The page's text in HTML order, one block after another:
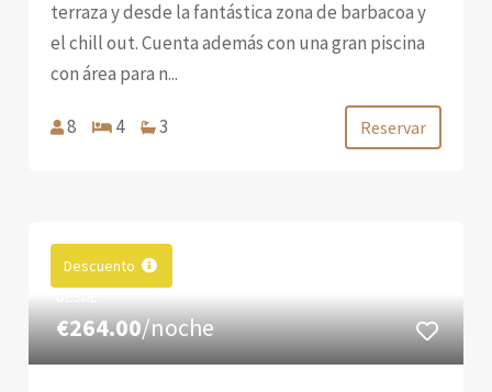
terraza y desde la fantástica zona de barbacoa y
el chill out. Cuenta además con una gran piscina
con área para n...
8 4 3 Reservar
Descuento
€264.00/noche